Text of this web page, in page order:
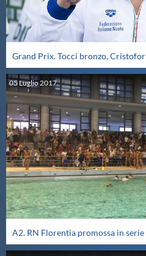
Grand Prix. Tocci bronzo,
05 Luglio2017
A2. RN Florentia promossa in serie